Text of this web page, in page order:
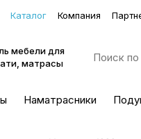
Каталог Компания
мебели для
матрасы
Наматрасники